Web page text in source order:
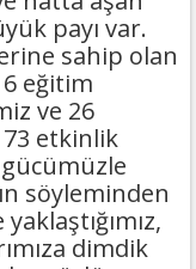
payı var.
sahip olan
eğitim
ve 26
etkinlik
söyleminden
dimdik